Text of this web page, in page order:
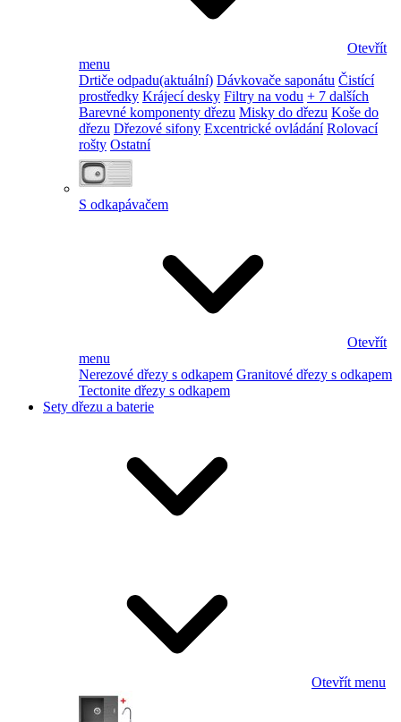
Otevřít
menu
Drtiče odpadu(aktuální) Dávkovače saponátu Čistící
prostředky Krájecí desky Filtry na vodu + 7 dalších
Barevné komponenty dřezu Misky do dřezu Koše do
dřezu Dřezové sifony Excentrické ovládání Rolovací
rošty Ostatní
S odkapávačem
Otevřít
menu
Nerezové dřezy s odkapem Granitové dřezy s odkapem
Tectonite dřezy s odkapem
Sety dřezu a baterie
Otevřít menu